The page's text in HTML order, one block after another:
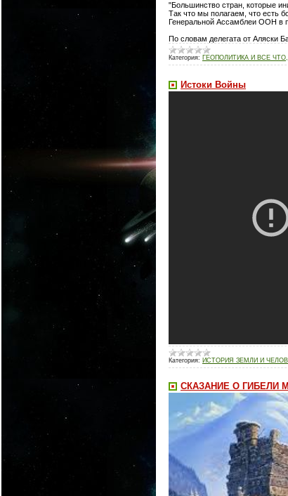
"Большинство стран, которые
Так что мы полагаем, что есть
Генеральной Ассамблеи ООН в
По словам делегата от Аляски
Категория: ГЕОПОЛИТИКА И ВСЕ
Истоки Войны
Категория: ИСТОРИЯ ЗЕМЛИ И
СКАЗАНИЕ О ГИБЕЛИ